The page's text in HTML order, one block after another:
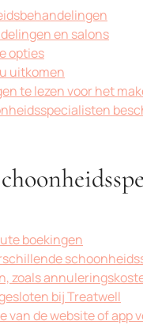
en salons
opties
uitkomen
te lezen voor het
boekingen
zoals
bij Treatwell
van de website of app